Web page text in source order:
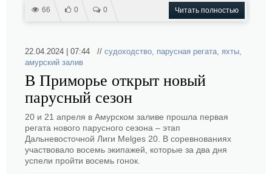
66 0 0 Читать полностью
22.04.2024 | 07:44 // судоходство, парусная регата, яхты,
амурский залив
В Приморье открыт новый
парусный сезон
20 и 21 апреля в Амурском заливе прошла первая
регата нового парусного сезона – этап
Дальневосточной Лиги Melges 20. В соревнованиях
участвовало восемь экипажей, которые за два дня
успели пройти восемь гонок.